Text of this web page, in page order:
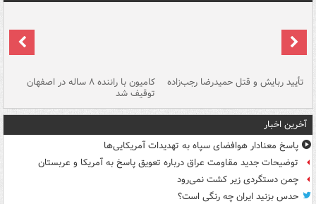
تأیید ربایش و قتل حمیدرضا رجب‌زاده کامیون با راننده ۸ ساله در اصفهان
توقیف شد
آخرین اخبار
پاسخ معنادار هوافضای سپاه به تهدیدات آمریکایی‌ها
توضیحات جدید مقاومت عراق درباره تعویق پاسخ به آمریکا و عربستان
چمن دستگردی زیر کشت نمی‌رود
حدس بزنید ایران چه رنگی است؟